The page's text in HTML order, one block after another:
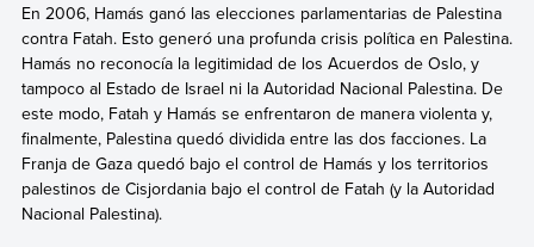
En 2006, Hamás ganó las elecciones parlamentarias de Palestina
contra Fatah. Esto generó una profunda crisis política en Palestina.
Hamás no reconocía la legitimidad de los Acuerdos de Oslo, y
tampoco al Estado de Israel ni la Autoridad Nacional Palestina. De
este modo, Fatah y Hamás se enfrentaron de manera violenta y,
finalmente, Palestina quedó dividida entre las dos facciones. La
Franja de Gaza quedó bajo el control de Hamás y los territorios
palestinos de Cisjordania bajo el control de Fatah (y la Autoridad
Nacional Palestina).